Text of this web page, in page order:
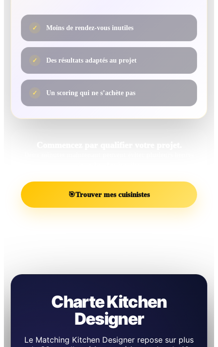
✓ Moins de rendez-vous inutiles
✓ Des résultats adaptés au projet
✓ Un scoring qui ne s’achète pas
🎯Trouver mes cuisinistes
Charte Kitchen
Designer
Le Matching Kitchen Designer repose sur plus